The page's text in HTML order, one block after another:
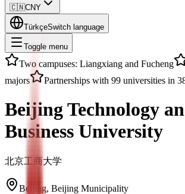
🇨🇳CNY
TürkçeSwitch language
Toggle menu
Two campuses: Liangxiang and Fucheng
majors
Partnerships with 99 universities in
Beijing Technology
Business University
北京工商大学
Beijing, Beijing Municipality